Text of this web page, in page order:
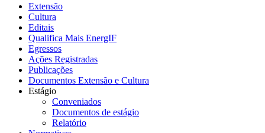
Extensão
Cultura
Editais
Qualifica Mais EnergIF
Egressos
Ações Registradas
Publicações
Documentos Extensão e Cultura
Estágio
Conveniados
Documentos de estágio
Relatório